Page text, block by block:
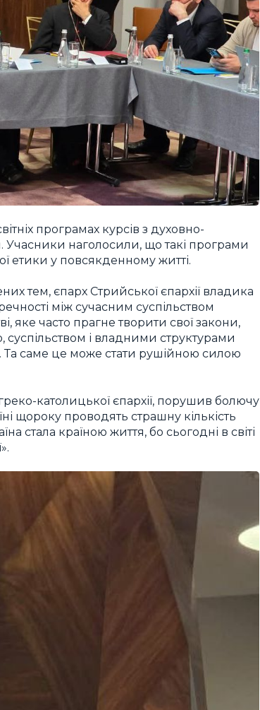
програмах курсів з духовно-
Учасники наголосили, що такі програми
етики у повсякденному житті.
тем, єпарх Стрийської єпархії владика
між сучасним суспільством
яке часто прагне творити свої закони,
і владними структурами
саме це може стати рушійною силою
католицької єпархії, порушив болючу
щороку проводять страшну кількість
стала країною життя, бо сьогодні в світі